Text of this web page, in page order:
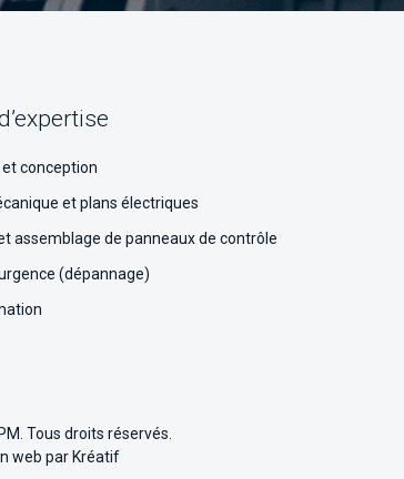
et conception
et plans électriques
assemblage de panneaux de contrôle
(dépannage)
Tous droits réservés.
web par Kréatif